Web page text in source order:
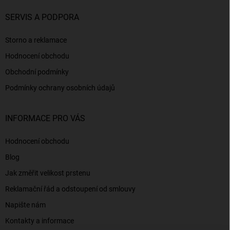
SERVIS A PODPORA
Storno a reklamace
Hodnocení obchodu
Obchodní podmínky
Podmínky ochrany osobních údajů
INFORMACE PRO VÁS
Hodnocení obchodu
Blog
Jak změřit velikost prstenu
Reklamační řád a odstoupení od smlouvy
Napište nám
Kontakty a informace